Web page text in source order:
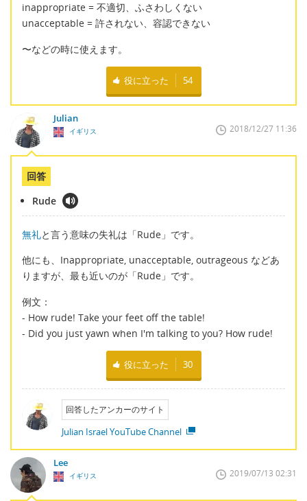
inappropriate = 不適切、ふさわしくない
unacceptable = 許されない、容認できない
〜などの時に使えます。
役に立った 54
Julian
イギリス 2018/12/27 11:36
回答
Rude
無礼と言う意味の失礼は「Rude」です。
他にも、Inappropriate, unacceptable, outrageous などあ
りますが、最も近いのが「Rude」です。
例文：
- How rude! Take your feet off the table!
- Did you just yawn when I'm talking to you? How rude!
役に立った 30
回答したアンカーのサイト
Julian Israel YouTube Channel
Lee
イギリス 2019/07/13 02:31